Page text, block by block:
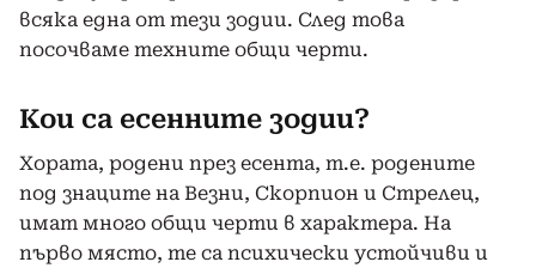
всяка една от тези зодии. След това
посочваме техните общи черти.
Кои са есенните зодии?
Хората, родени през есента, т.е. родените
под знаците на Везни, Скорпион и Стрелец,
имат много общи черти в характера. На
първо място, те са психически устойчиви и